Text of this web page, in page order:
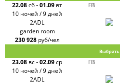
22.08сб-01.09 вт
10 ночей / 9 дней
FB
2ADL
garden room
230 928 руб/чел
Выбрать
23.08 вс-02.09ср
10 ночей / 9 дней
FB
2ADL